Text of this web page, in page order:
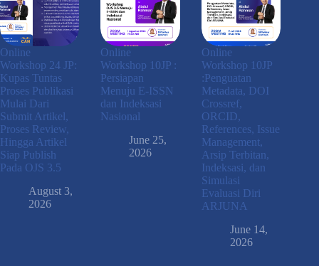
Online
Workshop 24 JP:
Kupas Tuntas
Proses Publikasi
Mulai Dari
Submit Artikel,
Proses Review,
Hingga Artikel
Siap Publish
Pada OJS 3.5
August 3,
2026
Online
Workshop 10JP :
Persiapan
Menuju E-ISSN
dan Indeksasi
Nasional
June 25,
2026
Online
Workshop 10JP
:Penguatan
Metadata, DOI
Crossref,
ORCID,
References, Issue
Management,
Arsip Terbitan,
Indeksasi, dan
Simulasi
Evaluasi Diri
ARJUNA
June 14,
2026